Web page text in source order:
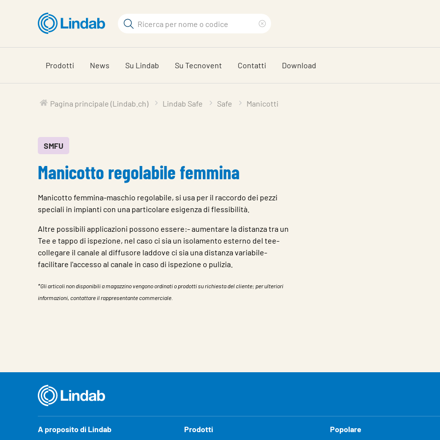
visionare
carrello
Cerca
di
ricerca
Prodotti News Su Lindab Su Tecnovent Contatti Download
Pagina principale (Lindab.ch) Lindab Safe Safe Manicotti
SMFU
Manicotto regolabile femmina
Manicotto femmina-maschio regolabile, si usa per il raccordo dei pezzi
speciali in impianti con una particolare esigenza di flessibilità.
Altre possibili applicazioni possono essere:- aumentare la distanza tra un
Tee e tappo di ispezione, nel caso ci sia un isolamento esterno del tee-
collegare il canale al diffusore laddove ci sia una distanza variabile-
facilitare l'accesso al canale in caso di ispezione o pulizia.
*Gli articoli non disponibili a magazzino vengono ordinati o prodotti su richiesta del cliente; per ulteriori
informazioni, contattare il rappresentante commerciale.
A proposito di Lindab Prodotti Popolare